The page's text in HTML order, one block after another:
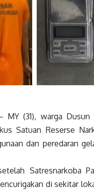
(31), warga Dusun
Satuan Reserse
dan peredaran
Satresnarkoba
di sekitar